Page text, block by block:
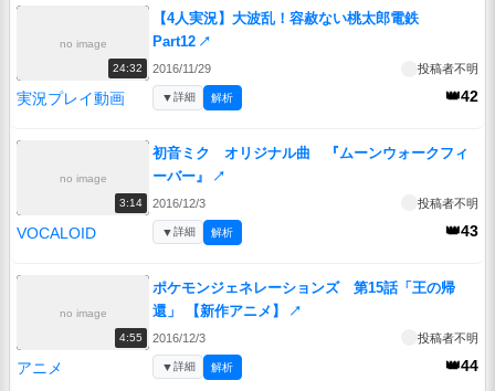
no image
24:32
【4人実況】大波乱！容赦ない桃太郎電鉄
Part12 ↗
2016/11/29 投稿者不明
実況プレイ動画 👑42
▼詳細 解析
no image
3:14
初音ミク オリジナル曲 『ムーンウォークフィ
ーバー』
↗
2016/12/3 投稿者不明
VOCALOID 👑43
▼詳細 解析
no image
4:55
ポケモンジェネレーションズ 第15話「王の帰
還」 【新作アニメ】
↗
2016/12/3 投稿者不明
アニメ 👑44
▼詳細 解析